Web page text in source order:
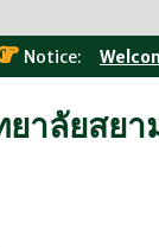
Notice:
าลัยสยา